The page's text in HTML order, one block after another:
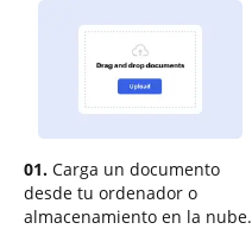
01. Carga un documento
desde tu ordenador o
almacenamiento en la nube.